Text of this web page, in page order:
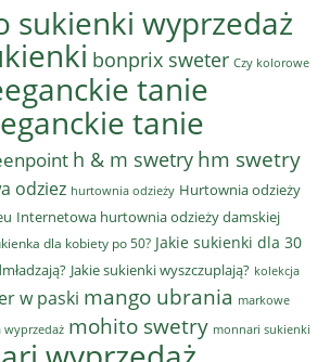
sukienki wyprzedaż
bonprix sweter Czy kolorowe
tanie
tanie
h & m swetry hm swetry
odziez hurtownia odzieży Hurtownia odzieży
Internetowa hurtownia odzieży damskiej
dla kobiety po 50? Jakie sukienki dla 30
Jakie sukienki wyszczuplają? kolekcja
w paski mango ubrania markowe
wyprzedaż mohito swetry monnari sukienki